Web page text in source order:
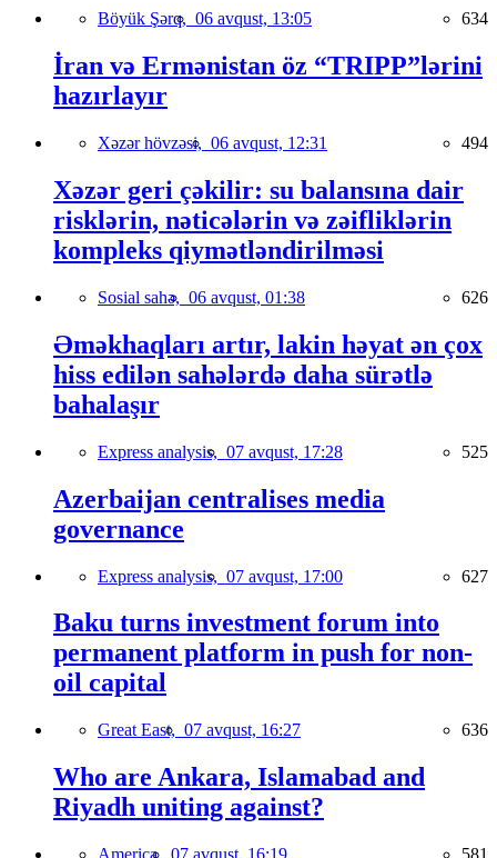
Böyük Şərq, 06 avqust, 13:05 634
İran və Ermənistan öz “TRIPP”lərini
hazırlayır
Xəzər hövzəsi, 06 avqust, 12:31 494
Xəzər geri çəkilir: su balansına dair
risklərin, nəticələrin və zəifliklərin
kompleks qiymətləndirilməsi
Sosial sahə, 06 avqust, 01:38 626
Əməkhaqları artır, lakin həyat ən çox
hiss edilən sahələrdə daha sürətlə
bahalaşır
Express analysis, 07 avqust, 17:28 525
Azerbaijan centralises media
governance
Express analysis, 07 avqust, 17:00 627
Baku turns investment forum into
permanent platform in push for non-
oil capital
Great East, 07 avqust, 16:27 636
Who are Ankara, Islamabad and
Riyadh uniting against?